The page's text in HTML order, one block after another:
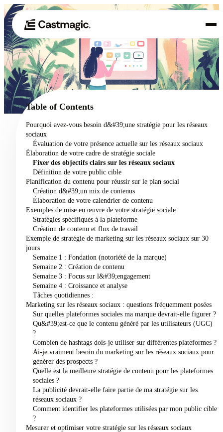
01 Produit
02 Cas d'utilisation
Tarification
À propos de nous
Table of Contents
Pourquoi avez-vous besoin d&#39;une stratégie pour les réseaux
sociaux
Évaluation de votre présence actuelle sur les réseaux sociaux
Élaboration de votre cadre de stratégie sociale
Fixer des objectifs clairs sur les réseaux sociaux
Définition de votre public cible
Planification du contenu pour réussir sur le plan social
Création d&#39;un mix de contenus
Élaboration de votre calendrier de contenu
Exemples de mise en œuvre de votre stratégie sociale
Stratégies spécifiques à la plateforme
Création de contenu et flux de travail
Exemple de stratégie de marketing sur les réseaux sociaux sur 30
jours
Semaine 1 : Fondation (notoriété de la marque)
Semaine 2 : Création de contenu
Semaine 3 : Focus sur l&#39;engagement
Semaine 4 : Croissance et analyse
Tâches quotidiennes :
Marketing sur les réseaux sociaux : questions fréquemment posées
Sur quelles plateformes sociales ma marque devrait-elle figurer ?
Qu&#39;est-ce que le contenu généré par les utilisateurs (UGC)
?
Combien de hashtags dois-je utiliser sur différentes plateformes ?
Ai-je vraiment besoin du marketing sur les réseaux sociaux pour
générer des prospects ?
Quelle est la meilleure stratégie de contenu pour les plateformes
sociales ?
La publicité devrait-elle faire partie de ma stratégie sur les
réseaux sociaux ?
Comment identifier les plateformes utilisées par mon public cible
?
Mesurer et optimiser votre stratégie sur les réseaux sociaux